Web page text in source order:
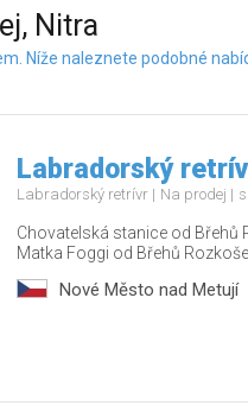
Nitra
Níže naleznete podobné
Labradorský
Labradorský retrívr Na prodej
Chovatelská stanice od Břehů
Matka Foggi od Břehů
Nové Město nad Metují